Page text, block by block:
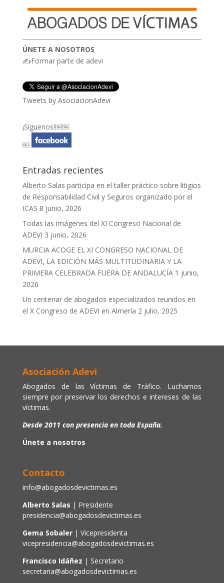
ÚNETE A NOSOTROS
✍Formar parte de adevi
Tweets by AsociacionAdevi
¡Síguenos!￼￼
￼
Entradas recientes
Alberto Salas participa en el taller práctico sobre litigios
de Responsabilidad Civil y Seguros organizado por el
ICAS 8 junio, 2026
Todas las imágenes del XI Congreso Nacional de
ADEVI 3 junio, 2026
MURCIA ACOGE EL XI CONGRESO NACIONAL DE
ADEVI, LA EDICIÓN MÁS MULTITUDINARIA Y LA
PRIMERA CELEBRADA FUERA DE ANDALUCÍA 1 junio,
2026
Un centenar de abogados especializados reunidos en
el X Congreso de ADEVI en Almería 2 julio, 2025
Asociación Adevi
Abogados de las Víctimas de Tráfico. Luchamos
siempre por preservar los derechos e intereses de las
víctimas.
Desde 2011 con presencia en toda España.
Únete a nosotros
Contacto
info@abogadosdevictimas.es
Alberto Salas | Presidente
presidencia@abogadosdevictimas.es
Gema Sobaler | Vicepresidenta
vicepresidencia@abogadosdevictimas.es
Francisco Idáñez | Secretario
secretaria@abogadosdevictimas.es